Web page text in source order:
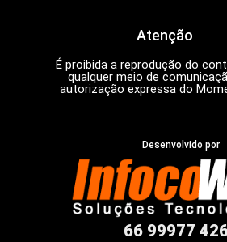
Atenção
É proibida a reprodução do
qualquer meio de
autorização expressa do
Desenvolvido por
66 99977